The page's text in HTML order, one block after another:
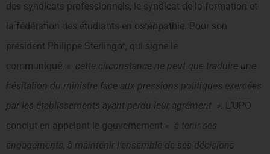
des syndicats professionnels, le syndicat de la formation et
la fédération des étudiants en ostéopathie. Pour son
président Philippe Sterlingot, qui signe le
communiqué, « cette circonstance ne peut que traduire une
hésitation du ministre face aux pressions politiques exercées
par les établissements ayant perdu leur agrément ». L’UPO
conclut en appelant le gouvernement « à tenir ses
engagements, à maintenir l’ensemble de ses décisions